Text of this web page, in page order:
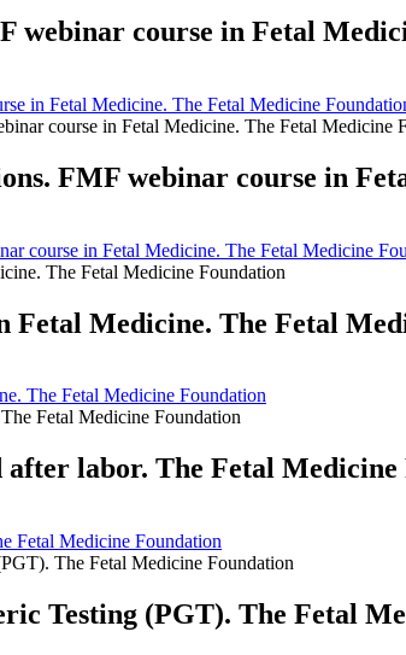
webinar course in Fetal
in Fetal Medicine. The Fetal Medicine
FMF webinar course in
course in Fetal Medicine. The Fetal Medicine
Fetal Medicine. The Fetal
The Fetal Medicine Foundation
labor. The Fetal Medicine
Fetal Medicine Foundation
Testing (PGT). The Fetal